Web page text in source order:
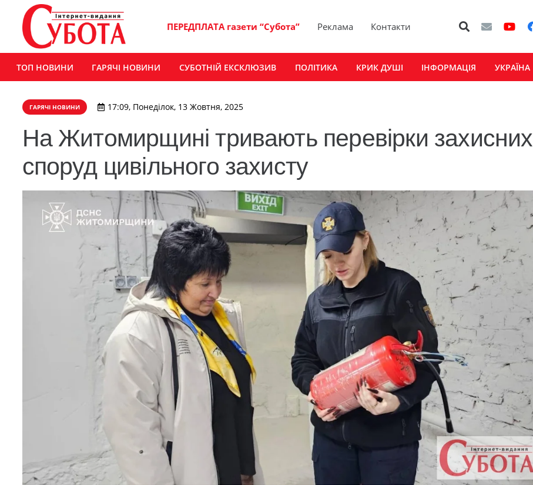
ПЕРЕДПЛАТА газети “Субота” Реклама Контакти
ТОП НОВИНИ ГАРЯЧІ НОВИНИ СУБОТНІЙ ЕКСКЛЮЗИВ ПОЛІТИКА КРИК ДУШІ ІНФОРМАЦІЯ УКРАЇНА
ГАРЯЧІ НОВИНИ 17:09, Понеділок, 13 Жовтня, 2025
На Житомирщині тривають перевірки захисних
споруд цивільного захисту